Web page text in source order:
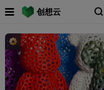
创想云 